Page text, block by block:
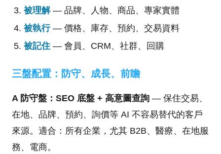
被理解— 品牌、人物、商品、專家實體
被執行— 價格、庫存、預約、交易資料
被記住 — 會員、CRM、社群、回購
三盤配置：防守、成長、前瞻
A 防守盤：SEO 底盤 + 高意圖查詢 — 保住交易、
在地、品牌、預約、詢價等 AI 不容易替代的客戶
來源。適合：所有企業，尤其 B2B、醫療、在地服
務、電商。